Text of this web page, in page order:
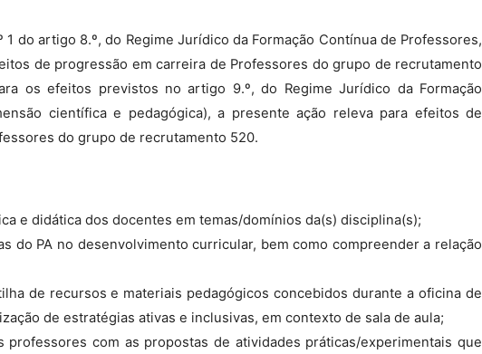
do artigo 8.º, do Regime Jurídico da Formação Contínua de Professores,
de progressão em carreira de Professores do grupo de recrutamento
os efeitos previstos no artigo 9.º, do Regime Jurídico da Formação
científica e pedagógica), a presente ação releva para efeitos de
do grupo de recrutamento 520.
e didática dos docentes em temas/domínios da(s) disciplina(s);
do PA no desenvolvimento curricular, bem como compreender a relação
de recursos e materiais pedagógicos concebidos durante a oficina de
de estratégias ativas e inclusivas, em contexto de sala de aula;
professores com as propostas de atividades práticas/experimentais que